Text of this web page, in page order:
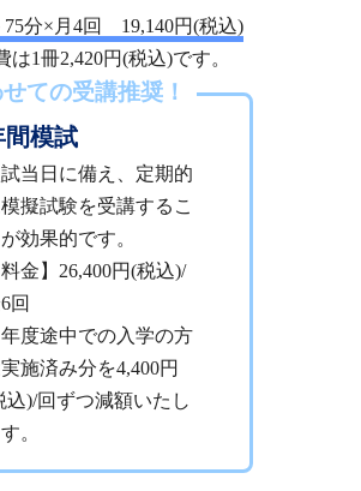
75分×月4回 19,140円(税込)
は1冊2,420円(税込)です。
ての受講推奨！
間模試
試当日に備え、定期的
擬試験を受講するこ
効果的です。
料金】26,400円(税込)/
回
度途中での入学の方
施済み分を4,400円
込)/回ずつ減額いたし
。